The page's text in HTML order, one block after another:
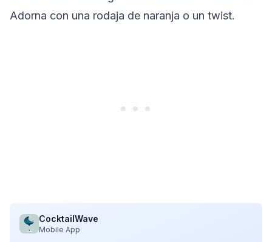
Adorna con una rodaja de naranja o un twist.
CocktailWave
Mobile App